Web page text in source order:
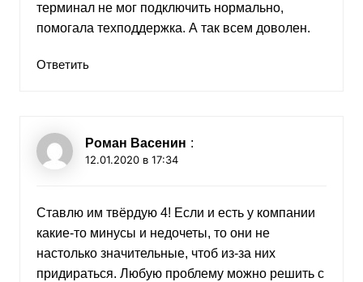
терминал не мог подключить нормально,
помогала техподдержка. А так всем доволен.
Ответить
Роман Васенин :
12.01.2020 в 17:34
Ставлю им твёрдую 4! Если и есть у компании
какие-то минусы и недочеты, то они не
настолько значительные, чтоб из-за них
придираться. Любую проблему можно решить с